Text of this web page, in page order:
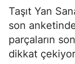
Taşıt Yan
son
parçaların
dikkat